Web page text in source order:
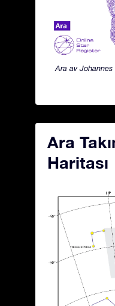
Ara av
Ara
Haritası